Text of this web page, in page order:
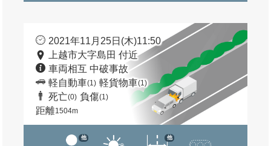
2021年11月25日(木)11:50
上越市大字島田 付近
車両相互 中破事故
軽自動車(1) 軽貨物車(1)
死亡(0) 負傷(1)
距離1504m
他 他